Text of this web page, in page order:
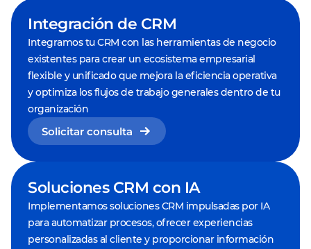
Integración de CRM
Integramos tu CRM con las herramientas de negocio
existentes para crear un ecosistema empresarial
flexible y unificado que mejora la eficiencia operativa
y optimiza los flujos de trabajo generales dentro de tu
organización
Solicitar consulta
Soluciones CRM con IA
Implementamos soluciones CRM impulsadas por IA
para automatizar procesos, ofrecer experiencias
personalizadas al cliente y proporcionar información